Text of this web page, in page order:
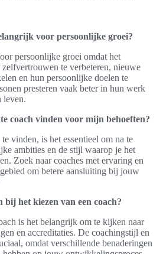
voor persoonlijke groei?
persoonlijke groei omdat het
te verbeteren, nieuwe
en hun persoonlijke doelen te
presteren vaak beter in hun werk
leven.
coach vinden voor mijn behoeften?
vinden, is het essentieel om na te
ambities en de stijl waarop je het
Zoek naar coaches met ervaring en
om betere aansluiting bij jouw
bij het kiezen van een coach?
is het belangrijk om te kijken naar
en accreditaties. De coachingstijl en
omdat verschillende benaderingen